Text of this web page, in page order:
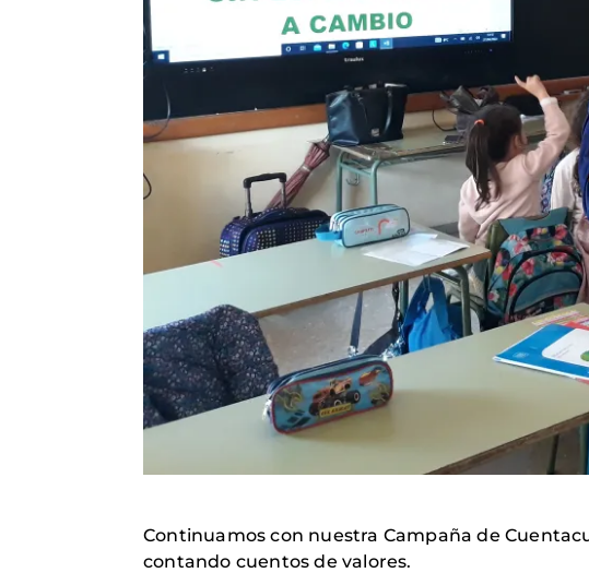
Continuamos con nuestra Campaña de
contando cuentos de valores.